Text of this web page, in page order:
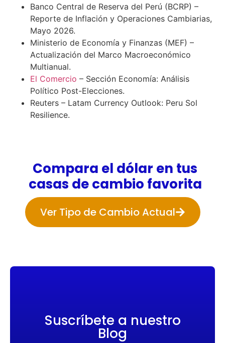
Banco Central de Reserva del Perú (BCRP) –
Reporte de Inflación y Operaciones Cambiarias,
Mayo 2026.
Ministerio de Economía y Finanzas (MEF) –
Actualización del Marco Macroeconómico
Multianual.
El Comercio – Sección Economía: Análisis
Político Post-Elecciones.
Reuters – Latam Currency Outlook: Peru Sol
Resilience.
Compara el dólar en tus
casas de cambio favorita
Ver Tipo de Cambio Actual
Suscríbete a nuestro
Blog